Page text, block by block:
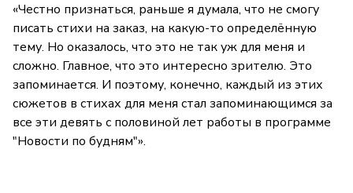
«Честно признаться, раньше я думала, что не смогу
писать стихи на заказ, на какую-то определённую
тему. Но оказалось, что это не так уж для меня и
сложно. Главное, что это интересно зрителю. Это
запоминается. И поэтому, конечно, каждый из этих
сюжетов в стихах для меня стал запоминающимся за
все эти девять с половиной лет работы в программе
"Новости по будням"».